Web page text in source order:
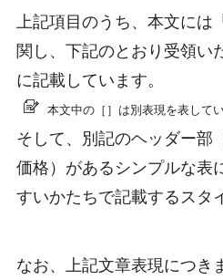
上記項目のうち、本文には
関し、下記のとおり受領い
に記載しています。
本文中の［］は別表現を表してい
そして、別記のヘッダー部
価格）があるシンプルな表
すいかたちで記載するスタ
なお、上記文章表現につき